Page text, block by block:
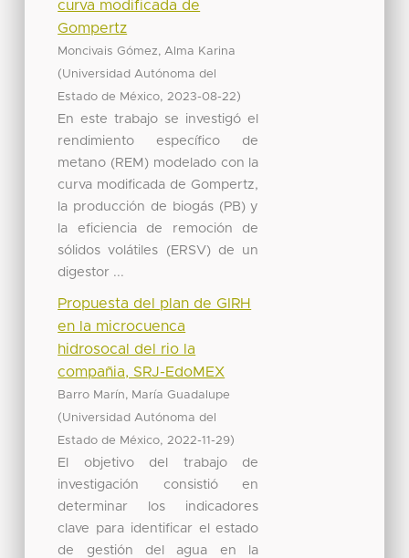
curva modificada de
Gompertz
Moncivais Gómez, Alma Karina
(Universidad Autónoma del
Estado de México, 2023-08-22)
En este trabajo se investigó el
rendimiento específico de
metano (REM) modelado con la
curva modificada de Gompertz,
la producción de biogás (PB) y
la eficiencia de remoción de
sólidos volátiles (ERSV) de un
digestor ...
Propuesta del plan de GIRH
en la microcuenca
hidrosocal del rio la
compañia, SRJ-EdoMEX
Barro Marín, María Guadalupe
(Universidad Autónoma del
Estado de México, 2022-11-29)
El objetivo del trabajo de
investigación consistió en
determinar los indicadores
clave para identificar el estado
de gestión del agua en la